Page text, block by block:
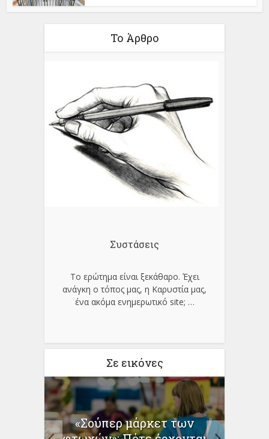
Το Άρθρο
Συστάσεις
Το ερώτημα είναι ξεκάθαρο. Έχει
ανάγκη ο τόπος μας, η Καρυστία μας,
ένα ακόμα ενημερωτικό site; …
Σε εικόνες
«Σούπερ μάρκετ των